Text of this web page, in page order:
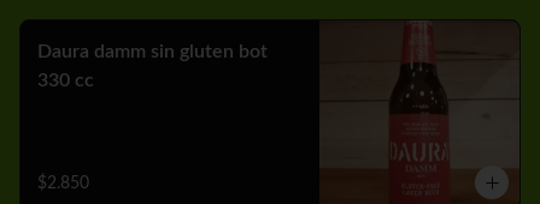
Daura damm sin gluten bot
330 cc
$2.850